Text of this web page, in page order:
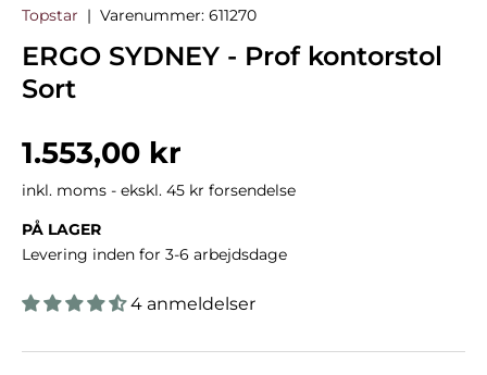
Topstar | Varenummer: 611270
ERGO SYDNEY - Prof kontorstol
Sort
Normalpris
1.553,00 kr
inkl. moms - ekskl. 45 kr forsendelse
PÅ LAGER
Levering inden for 3-6 arbejdsdage
4 anmeldelser